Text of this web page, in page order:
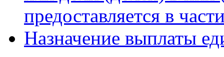
предоставляется в
Назначение выплаты